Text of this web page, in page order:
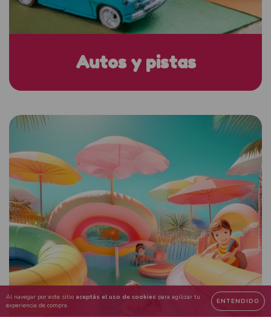
Al navegar por este sitio aceptás el uso de cookies para agilizar tu
experiencia de compra.
ENTENDIDO
Autos y pistas